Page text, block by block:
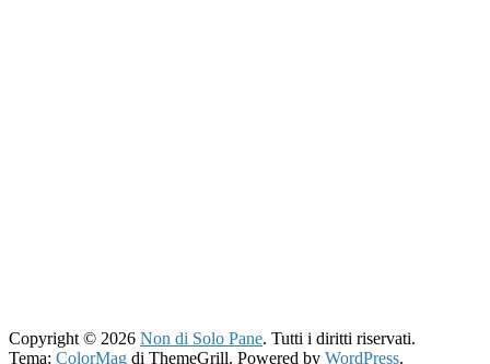
Copyright © 2026 Non di Solo Pane. Tutti i diritti riservati.
Tema: ColorMag di ThemeGrill. Powered by WordPress.